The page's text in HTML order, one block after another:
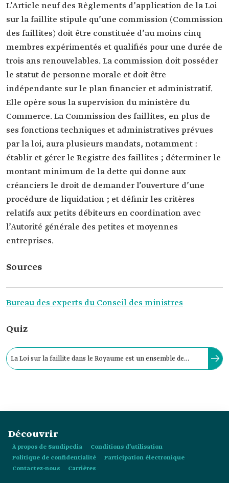
L’Article neuf des Règlements d’application de la Loi
sur la faillite stipule qu’une commission (Commission
des faillites) doit être constituée d’au moins cinq
membres expérimentés et qualifiés pour une durée de
trois ans renouvelables. La commission doit posséder
le statut de personne morale et doit être
indépendante sur le plan financier et administratif.
Elle opère sous la supervision du ministère du
Commerce. La Commission des faillites, en plus de
ses fonctions techniques et administratives prévues
par la loi, aura plusieurs mandats, notamment :
établir et gérer le Registre des faillites ; déterminer le
montant minimum de la dette qui donne aux
créanciers le droit de demander l’ouverture d’une
procédure de liquidation ; et définir les critères
relatifs aux petits débiteurs en coordination avec
l’Autorité générale des petites et moyennes
entreprises.
Sources
Bureau des experts du Conseil des ministres
Quiz
La Loi sur la faillite dans le Royaume est un ensemble de
Découvrir
À propos de Saudipedia
Conditions d’utilisation
Politique de confidentialité
Participation électronique
Contactez-nous
Carrières